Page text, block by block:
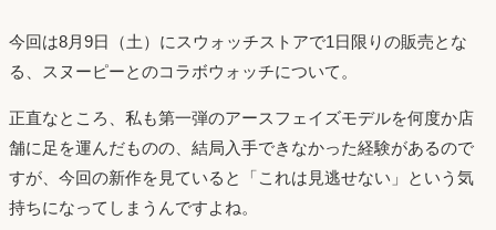
今回は8月9日（土）にスウォッチストアで1日限りの販売とな
る、スヌーピーとのコラボウォッチについて。
正直なところ、私も第一弾のアースフェイズモデルを何度か店
舗に足を運んだものの、結局入手できなかった経験があるので
すが、今回の新作を見ていると「これは見逃せない」という気
持ちになってしまうんですよね。